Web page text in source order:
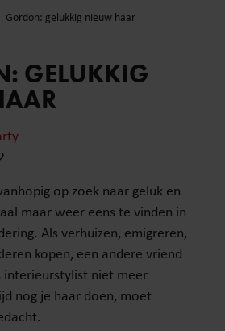
Gordon: gelukkig nieuw haar
GELUKKIG
op zoek naar geluk en
maar weer eens te vinden in
Als verhuizen, emigreren,
kopen, een andere vriend
interieurstylist niet meer
nog je haar doen, moet